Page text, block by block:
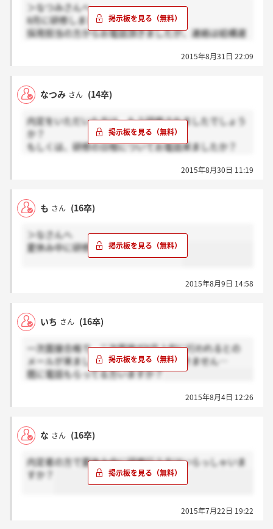
＞なつみさんへ
8月に研修しました！
採用担当の方からお電話頂きましたが、連絡は結構遅
2015年8月31日 22:09
なつみ さん (14卒)
内定をいただいた方は、もう研修されましたでしょう
か？
もしくは、研修の日程についてお電話来ましたか？
2015年8月30日 11:19
も さん (16卒)
＞なさんへ
夏休み中に研修させて頂く予定です！
2015年8月9日 14:58
いち さん (16卒)
一次面接合格で、二次面接が8月上旬に行われるとの
メールが来ましたが、その後の電話がきません…
既に電話もらってる方いますか？
2015年8月4日 12:26
な さん (16卒)
内定者の方で夏休み中に研修行う方はいらっしゃいま
すか？
2015年7月22日 19:22